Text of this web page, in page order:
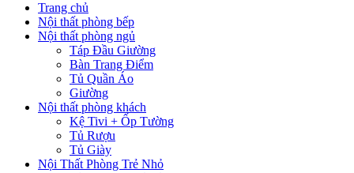
Trang chủ
Nội thất phòng bếp
Nội thất phòng ngủ
Táp Đầu Giường
Bàn Trang Điểm
Tủ Quần Áo
Giường
Nội thất phòng khách
Kệ Tivi + Ốp Tường
Tủ Rượu
Tủ Giày
Nội Thất Phòng Trẻ Nhỏ